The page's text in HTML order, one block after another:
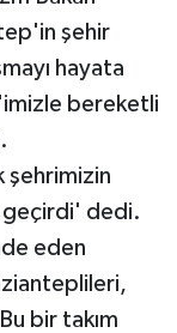
şehir
hayata
bereketli
şehrimizin
geçirdi' dedi.
eden
bir takım